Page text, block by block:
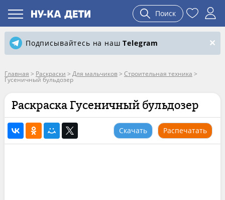
Поиск
Подписывайтесь на нашTelegram
Главная > Раскраски > Для мальчиков> Строительная техника >
Гусеничный бульдозер
Раскраска Гусеничный бульдозер
Скачать Распечатать